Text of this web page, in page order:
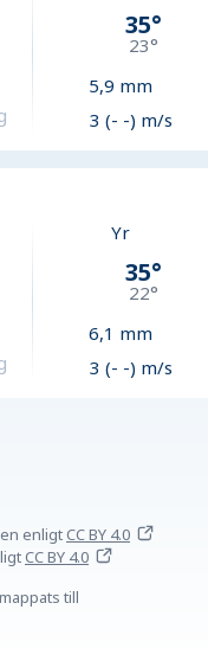
35°
23°
5,9 mm
3 (- -) m/s
Yr
35°
22°
6,1 mm
3 (- -) m/s
enligtCC BY 4.0
CC BY 4.0
till